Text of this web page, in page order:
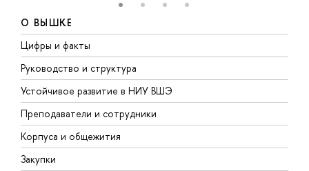
О ВЫШКЕ
Цифры и факты
Руководство и структура
Устойчивое развитие в НИУ ВШЭ
Преподаватели и сотрудники
Корпуса и общежития
Закупки